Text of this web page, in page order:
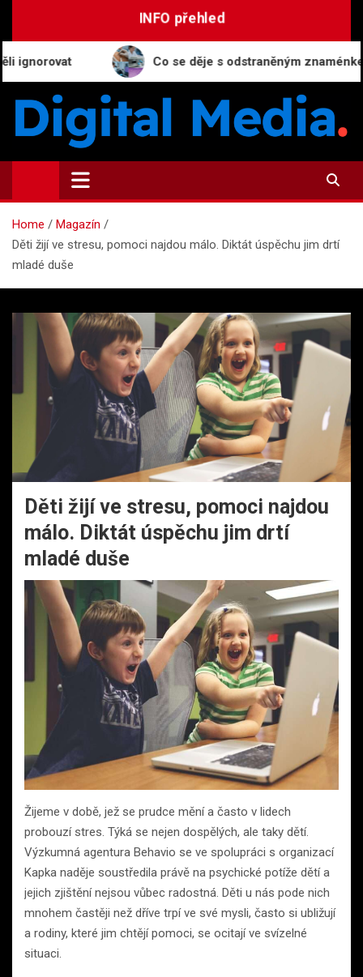
INFO přehled
Co se děje s odstraněným znaménkem v
Digital-Media.cz
Magazín zpravodajství a novinek
Home
Magazín
Děti žijí ve stresu, pomoci najdou málo. Diktát úspěchu jim drtí
mladé duše
Děti žijí ve stresu, pomoci najdou
málo. Diktát úspěchu jim drtí
mladé duše
Žijeme v době, jež se prudce mění a často v lidech
probouzí stres. Týká se nejen dospělých, ale taky dětí.
Výzkumná agentura Behavio se ve spolupráci s organizací
Kapka naděje soustředila právě na psychické potíže dětí a
jejich zjištění nejsou vůbec radostná. Děti u nás pode nich
mnohem častěji než dříve trpí ve své mysli, často si ubližují
a rodiny, které jim chtějí pomoci, se ocitají ve svízelné
situaci.